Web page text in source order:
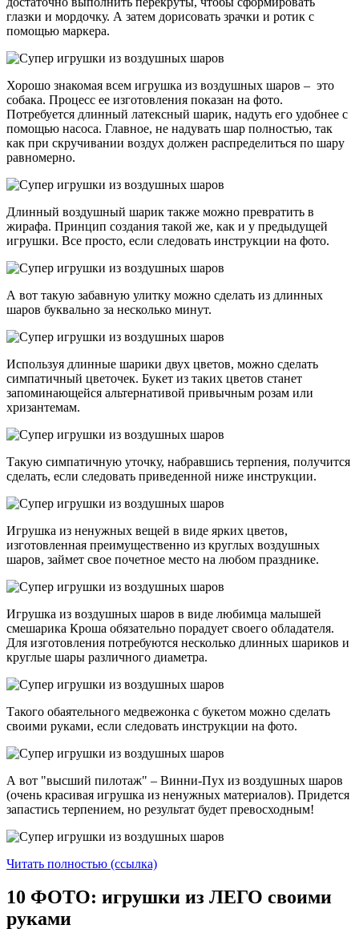
глазки и мордочку. А затем дорисовать зрачки и ротик с
помощью маркера.
Хорошо знакомая всем игрушка из воздушных шаров – это
собака. Процесс ее изготовления показан на фото.
Потребуется длинный латексный шарик, надуть его удобнее с
помощью насоса. Главное, не надувать шар полностью, так
как при скручивании воздух должен распределиться по шару
равномерно.
Длинный воздушный шарик также можно превратить в
жирафа. Принцип создания такой же, как и у предыдущей
игрушки. Все просто, если следовать инструкции на фото.
А вот такую забавную улитку можно сделать из длинных
шаров буквально за несколько минут.
Используя длинные шарики двух цветов, можно сделать
симпатичный цветочек. Букет из таких цветов станет
запоминающейся альтернативой привычным розам или
хризантемам.
Такую симпатичную уточку, набравшись терпения, получится
сделать, если следовать приведенной ниже инструкции.
Игрушка из ненужных вещей в виде ярких цветов,
изготовленная преимущественно из круглых воздушных
шаров, займет свое почетное место на любом празднике.
Игрушка из воздушных шаров в виде любимца малышей
смешарика Кроша обязательно порадует своего обладателя.
Для изготовления потребуются несколько длинных шариков и
круглые шары различного диаметра.
Такого обаятельного медвежонка с букетом можно сделать
своими руками, если следовать инструкции на фото.
А вот "высший пилотаж" – Винни-Пух из воздушных шаров
(очень красивая игрушка из ненужных материалов). Придется
запастись терпением, но результат будет превосходным!
Читать полностью (ссылка)
10 ФОТО: игрушки из ЛЕГО своими
руками